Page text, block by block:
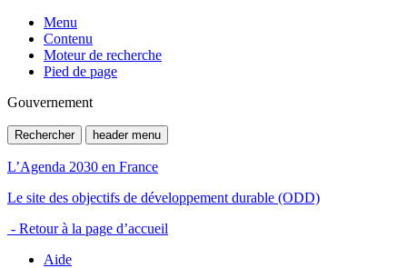
Menu
Contenu
Moteur de recherche
Pied de page
Gouvernement
Rechercher header menu
L’Agenda 2030 en France
Le site des objectifs de développement durable (ODD)
- Retour à la page d’accueil
Aide